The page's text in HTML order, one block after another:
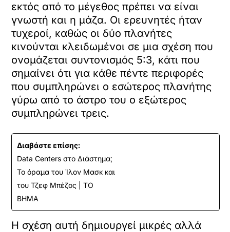
εκτός από το μέγεθος πρέπει να είναι
γνωστή και η μάζα. Οι ερευνητές ήταν
τυχεροί, καθώς οι δύο πλανήτες
κινούνται κλειδωμένοι σε μια σχέση που
ονομάζεται συντονισμός 5:3, κάτι που
σημαίνει ότι για κάθε πέντε περιφορές
που συμπληρώνει ο εσώτερος πλανήτης
γύρω από το άστρο του ο εξώτερος
συμπληρώνει τρεις.
Διαβάστε επίσης:
Data Centers στο Διάστημα;
Το όραμα του Ίλον Μασκ και
του Τζεφ Μπέζος | ΤΟ
ΒΗΜΑ
Η σχέση αυτή δημιουργεί μικρές αλλά